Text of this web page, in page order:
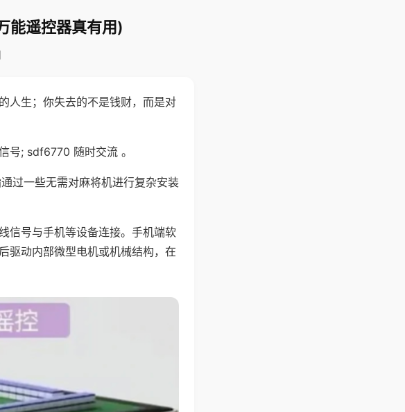
能遥控器真有用)
人生；你失去的不是钱财，而是对
号; sdf6770 随时交流 。
过一些无需对麻将机进行复杂安装
信号与手机等设备连接。手机端软
驱动内部微型电机或机械结构，在